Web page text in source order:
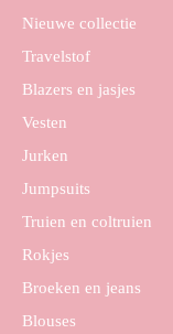
Nieuwe collectie
Travelstof
Blazers en jasjes
Vesten
Jurken
Jumpsuits
Truien en coltruien
Rokjes
Broeken en jeans
Blouses